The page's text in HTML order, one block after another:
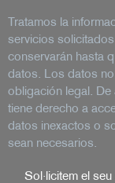
Tratamos la
servicios
conservarán hasta
datos. Los datos
obligación legal. De
tiene derecho a
datos inexactos o
sean necesarios.
Sol·licitem el